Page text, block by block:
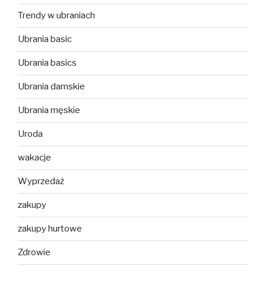
Trendy w ubraniach
Ubrania basic
Ubrania basics
Ubrania damskie
Ubrania męskie
Uroda
wakacje
Wyprzedaż
zakupy
zakupy hurtowe
Zdrowie